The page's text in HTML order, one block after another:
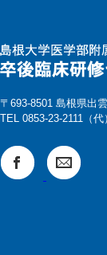
〒693-8501 島根県出
TEL 0853-23-2111（代